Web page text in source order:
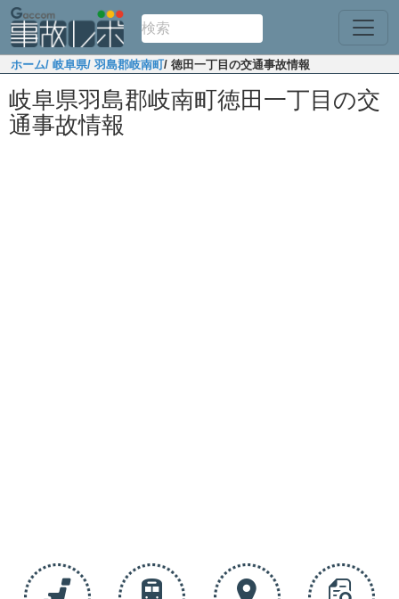
ホーム/ 岐阜県/ 羽島郡岐南町/ 徳田一丁目の交通事故情報
岐阜県羽島郡岐南町徳田一丁目の交
通事故情報